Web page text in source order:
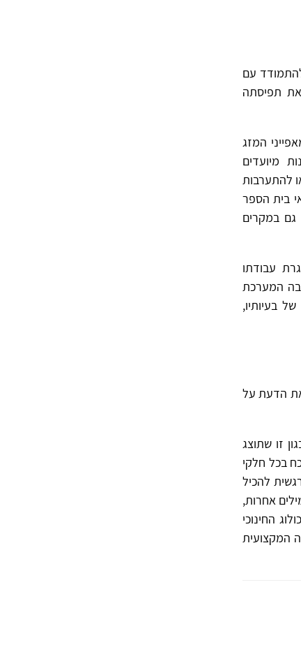
עם
תפיסתה
המזג
מיועדים
להתערבות
בית הספר
גם במקרים
עבודתו
המערכת
בעיותיו,
הדעת על
זו שתוצג
בכל חלקי
להכיל
אחרות,
החינוכי
המקצועית